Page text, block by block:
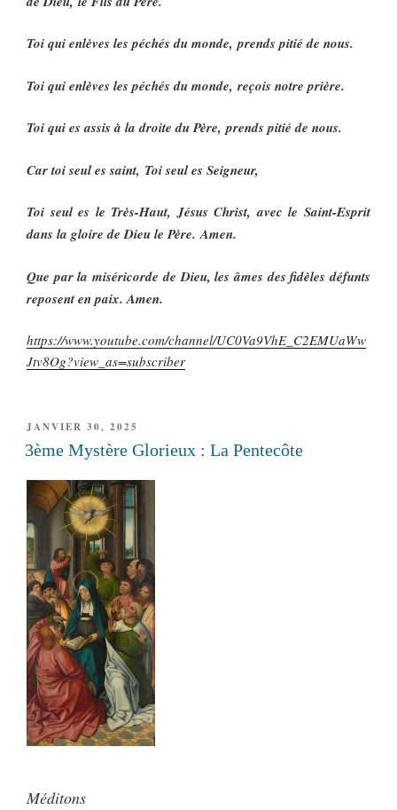
Toi qui enlèves les péchés du monde, prends pitié de nous.
Toi qui enlèves les péchés du monde, reçois notre prière.
Toi qui es assis à la droite du Père, prends pitié de nous.
Car toi seul es saint, Toi seul es Seigneur,
Toi seul es le Très-Haut, Jésus Christ, avec le Saint-Esprit
dans la gloire de Dieu le Père. Amen.
Que par la miséricorde de Dieu, les âmes des fidèles défunts
reposent en paix. Amen.
https://www.youtube.com/channel/UC0Va9VhE_C2EMUaWw
Jtv8Og?view_as=subscriber
PUBLIÉ
LE
JANVIER 30, 2025
3ème Mystère Glorieux : La Pentecôte
Méditons